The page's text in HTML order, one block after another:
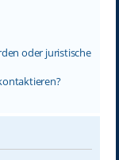
oder juristische